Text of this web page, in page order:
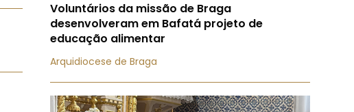
Voluntários da missão de Braga
desenvolveram em Bafatá projeto de
educação alimentar
Arquidiocese de Braga